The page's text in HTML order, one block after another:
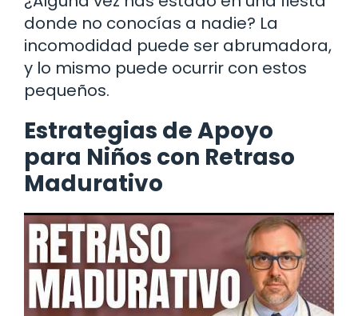
donde no conocías a nadie? La
incomodidad puede ser abrumadora,
y lo mismo puede ocurrir con estos
pequeños.
Estrategias de Apoyo
para Niños con Retraso
Madurativo